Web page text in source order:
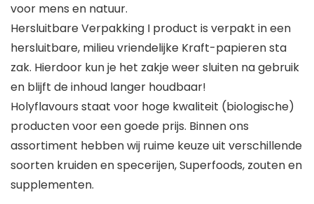
voor mens en natuur.
Hersluitbare Verpakking I product is verpakt in een
hersluitbare, milieu vriendelijke Kraft-papieren sta
zak. Hierdoor kun je het zakje weer sluiten na gebruik
en blijft de inhoud langer houdbaar!
Holyflavours staat voor hoge kwaliteit (biologische)
producten voor een goede prijs. Binnen ons
assortiment hebben wij ruime keuze uit verschillende
soorten kruiden en specerijen, Superfoods, zouten en
supplementen.